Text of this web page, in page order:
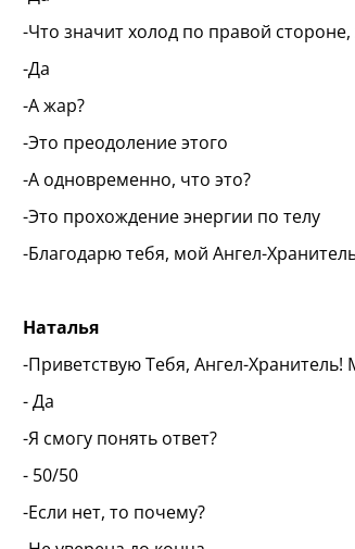
-Что значит холод по правой стороне,
-Да
-А жар?
-Это преодоление этого
-А одновременно, что это?
-Это прохождение энергии по телу
-Благодарю тебя, мой Ангел-
Наталья
-Приветствую Тебя, Ангел-
- Да
-Я смогу понять ответ?
- 50/50
-Если нет, то почему?